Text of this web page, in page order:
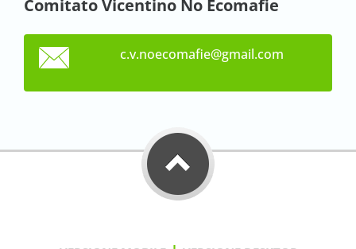
Comitato Vicentino No Ecomafie
c.v.noecomafie@gmail.com